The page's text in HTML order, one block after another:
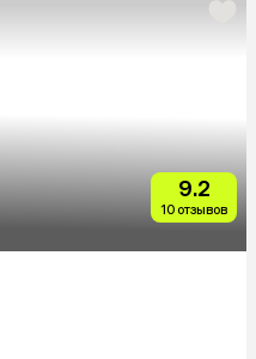
9.2
10 отзывов